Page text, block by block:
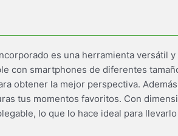
es una herramienta versátil
con smartphones de diferentes
obtener la mejor perspectiva.
tus momentos favoritos. Con
lo que lo hace ideal para